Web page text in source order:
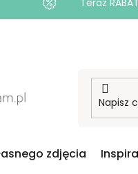
Teraz
zdjęcia